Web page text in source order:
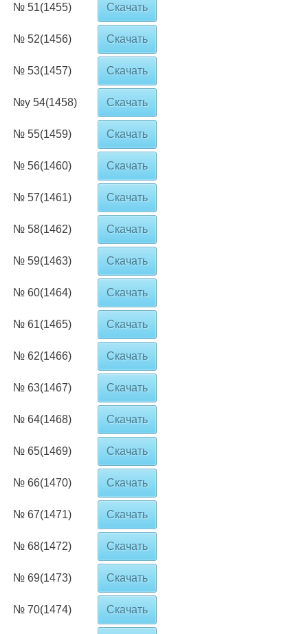
№ 51(1455) Скачать
№ 52(1456) Скачать
№ 53(1457) Скачать
№у 54(1458) Скачать
№ 55(1459) Скачать
№ 56(1460) Скачать
№ 57(1461) Скачать
№ 58(1462) Скачать
№ 59(1463) Скачать
№ 60(1464) Скачать
№ 61(1465) Скачать
№ 62(1466) Скачать
№ 63(1467) Скачать
№ 64(1468) Скачать
№ 65(1469) Скачать
№ 66(1470) Скачать
№ 67(1471) Скачать
№ 68(1472) Скачать
№ 69(1473) Скачать
№ 70(1474) Скачать